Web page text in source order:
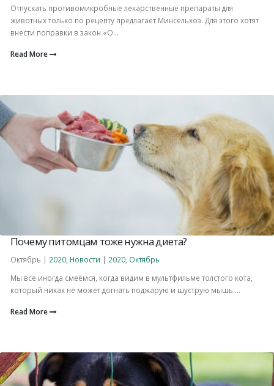
Отпускать противомикробные лекарственные препараты для
животных только по рецепту предлагает Минсельхоз. Для этого хотят
внести поправки в закон «О...
Read More
Почему питомцам тоже нужна диета?
Октябрь | 2020 Новости | 2020 Октябрь
Мы все иногда смеёмся, когда видим в мультфильме толстого кота,
который никак не может догнать поджарую и шуструю мышь....
Read More